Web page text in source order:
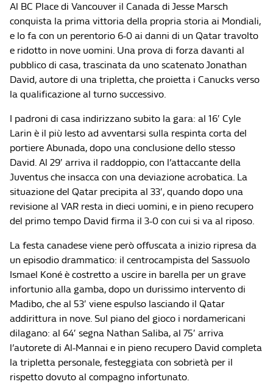
Al BC Place di Vancouver il Canada di Jesse Marsch
conquista la prima vittoria della propria storia ai Mondiali,
e lo fa con un perentorio 6-0 ai danni di un Qatar travolto
e ridotto in nove uomini. Una prova di forza davanti al
pubblico di casa, trascinata da uno scatenato Jonathan
David, autore di una tripletta, che proietta i Canucks verso
la qualificazione al turno successivo.
I padroni di casa indirizzano subito la gara: al 16′ Cyle
Larin è il più lesto ad avventarsi sulla respinta corta del
portiere Abunada, dopo una conclusione dello stesso
David. Al 29′ arriva il raddoppio, con l’attaccante della
Juventus che insacca con una deviazione acrobatica. La
situazione del Qatar precipita al 33′, quando dopo una
revisione al VAR resta in dieci uomini, e in pieno recupero
del primo tempo David firma il 3-0 con cui si va al riposo.
La festa canadese viene però offuscata a inizio ripresa da
un episodio drammatico: il centrocampista del Sassuolo
Ismael Koné è costretto a uscire in barella per un grave
infortunio alla gamba, dopo un durissimo intervento di
Madibo, che al 53′ viene espulso lasciando il Qatar
addirittura in nove. Sul piano del gioco i nordamericani
dilagano: al 64′ segna Nathan Saliba, al 75′ arriva
l’autorete di Al-Mannai e in pieno recupero David completa
la tripletta personale, festeggiata con sobrietà per il
rispetto dovuto al compagno infortunato.